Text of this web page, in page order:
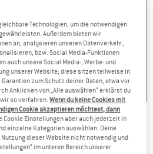
Preis
)
Produktgruppe
Tank Top
Preis
CHF 35.95reduzierter Preis
ab
CHF 10.79
+1
4.2(6)
Singlet - Tank Top
Technologien, um die notwendigen
Außerdem bieten wir
an, analysieren unseren Datenverkehr,
bzw. Social Media-Funktionen
auch unsere Social Media-, Werbe- und
unserer Website; diese sitzen teilweise in
zum Schutz deiner Daten, etwa vor
Anklicken von „Alle auswählen“ erklärst du
so verfahren.Wenn du keine Cookies mit
Cookie akzeptieren möchtest, dann
Cookie Einstellungen aber auch jederzeit in
einzelne Kategorien auswählen. Deine
dieser Website nicht notwendig und
im unteren Bereich unserer